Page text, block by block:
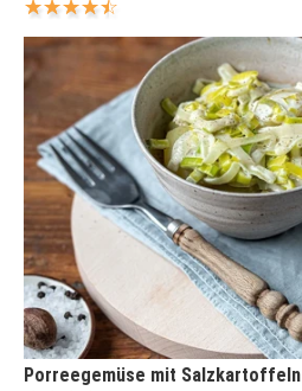
Porreegemüse mit Salzkartoffeln